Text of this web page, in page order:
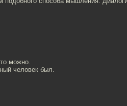
можно.
человек был.